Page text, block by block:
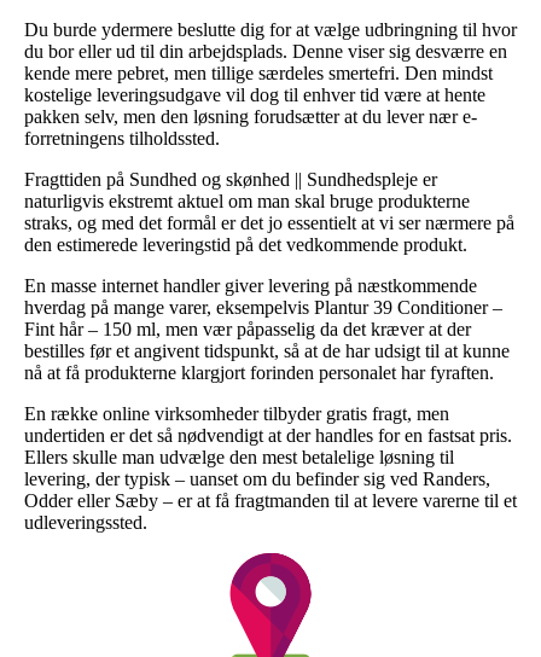
Du burde ydermere beslutte dig for at vælge udbringning til hvor
du bor eller ud til din arbejdsplads. Denne viser sig desværre en
kende mere pebret, men tillige særdeles smertefri. Den mindst
kostelige leveringsudgave vil dog til enhver tid være at hente
pakken selv, men den løsning forudsætter at du lever nær e-
forretningens tilholdssted.
Fragttiden på Sundhed og skønhed || Sundhedspleje er
naturligvis ekstremt aktuel om man skal bruge produkterne
straks, og med det formål er det jo essentielt at vi ser nærmere på
den estimerede leveringstid på det vedkommende produkt.
En masse internet handler giver levering på næstkommende
hverdag på mange varer, eksempelvis Plantur 39 Conditioner –
Fint hår – 150 ml, men vær påpasselig da det kræver at der
bestilles før et angivent tidspunkt, så at de har udsigt til at kunne
nå at få produkterne klargjort forinden personalet har fyraften.
En række online virksomheder tilbyder gratis fragt, men
undertiden er det så nødvendigt at der handles for en fastsat pris.
Ellers skulle man udvælge den mest betalelige løsning til
levering, der typisk – uanset om du befinder sig ved Randers,
Odder eller Sæby – er at få fragtmanden til at levere varerne til et
udleveringssted.